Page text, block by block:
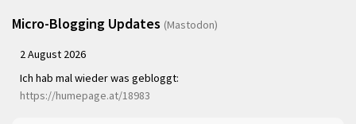
Micro-Blogging Updates (Mastodon)
2 August 2026
Ich hab mal wieder was gebloggt:
https://humepage.at/18983